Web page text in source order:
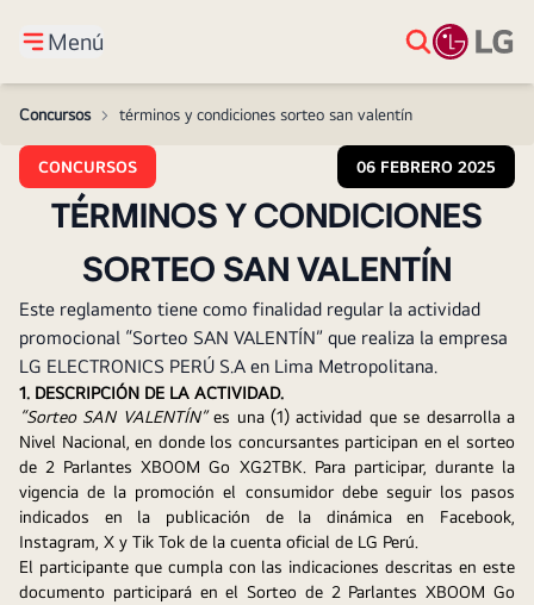
Menú
Concursos > términos y condiciones sorteo san valentín
CONCURSOS 06 FEBRERO 2025
TÉRMINOS Y CONDICIONES
SORTEO SAN VALENTÍN
Este reglamento tiene como finalidad regular la actividad
promocional “Sorteo SAN VALENTÍN” que realiza la empresa
LG ELECTRONICS PERÚ S.A en Lima Metropolitana.
1. DESCRIPCIÓN DE LA ACTIVIDAD.
“Sorteo SAN VALENTÍN” es una (1) actividad que se desarrolla a
Nivel Nacional, en donde los concursantes participan en el sorteo
de 2 Parlantes XBOOM Go XG2TBK. Para participar, durante la
vigencia de la promoción el consumidor debe seguir los pasos
indicados en la publicación de la dinámica en Facebook,
Instagram, X y Tik Tok de la cuenta oficial de LG Perú.
El participante que cumpla con las indicaciones descritas en este
documento participará en el Sorteo de 2 Parlantes XBOOM Go